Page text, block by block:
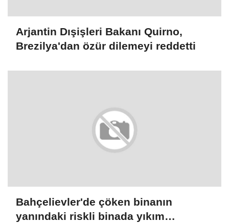
Arjantin Dışişleri Bakanı Quirno,
Brezilya'dan özür dilemeyi reddetti
Bahçelievler'de çöken binanın
yanındaki riskli binada yıkım